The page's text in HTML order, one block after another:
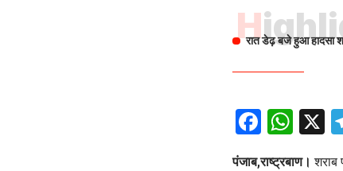
रात डेढ़ बजे हुआ हादसा
X
पंजाब,राष्ट्रबाण।शराब